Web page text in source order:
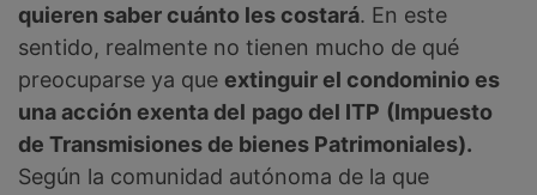
quieren saber cuánto les costará. En este
sentido, realmente no tienen mucho de qué
preocuparse ya que extinguir el condominio es
una acción exenta del pago del ITP (Impuesto
de Transmisiones de bienes Patrimoniales).
Según la comunidad autónoma de la que